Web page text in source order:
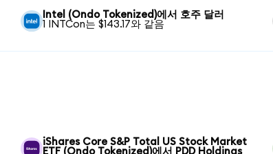
Intel (Ondo Tokenized)에서 호주 달러
1 INTCon는 $143.17와 같음
iShares Core S&P Total US Stock Market
ETF (Ondo Tokenized)에서 PDD Holdings